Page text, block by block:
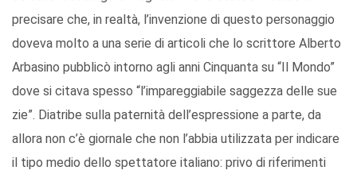
precisare che, in realtà, l’invenzione di questo personaggio
doveva molto a una serie di articoli che lo scrittore Alberto
Arbasino pubblicò intorno agli anni Cinquanta su “Il Mondo”
dove si citava spesso “l’impareggiabile saggezza delle sue
zie”. Diatribe sulla paternità dell’espressione a parte, da
allora non c’è giornale che non l’abbia utilizzata per indicare
il tipo medio dello spettatore italiano: privo di riferimenti